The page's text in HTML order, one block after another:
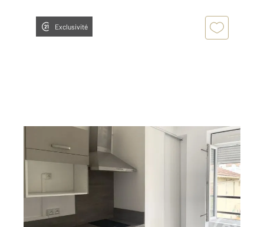
Exclusivité
PERIGUEUX 24
17,03 m2, 1 pièce
Ref : 21039
310 €
par mois charges comprises